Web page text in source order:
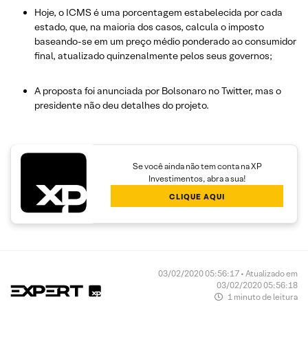
Hoje, o ICMS é uma porcentagem estabelecida por cada
estado, que, na maioria dos casos, calcula o imposto
baseando-se em um preço médio ponderado ao consumidor
final, atualizado quinzenalmente pelos seus governos;
A proposta foi anunciada por Bolsonaro no Twitter, mas o
presidente não deu detalhes do projeto.
Se você ainda não tem conta na XP
Investimentos, abra a sua!
CLIQUE AQUI
03/02/2020 05:56:17 • Atualizado em
03/02/2020 05:56:18
1 minuto de leitura